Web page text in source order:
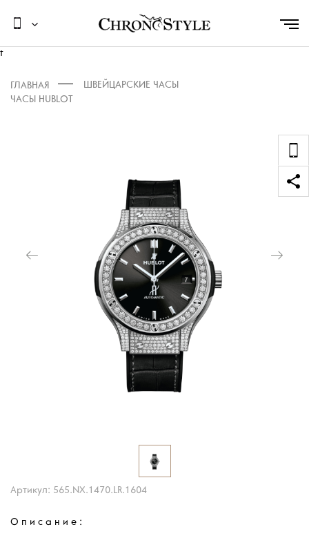
t
ГЛАВНАЯ
ЧАСЫ HUBLOT
ШВЕЙЦАРСКИЕ ЧАСЫ
Артикул: 565.NX.1470.LR.1604
Описание: